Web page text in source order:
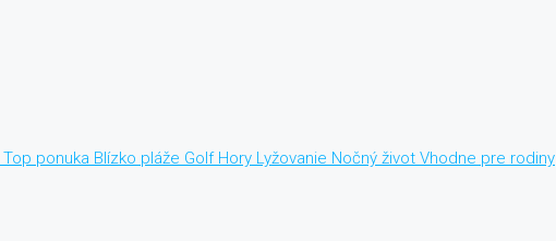
Top ponuka Blízko pláže Golf Hory Lyžovanie Nočný život Vhodne pre rodiny